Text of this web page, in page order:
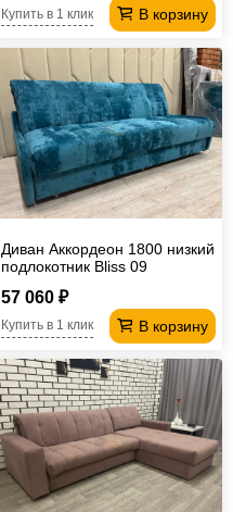
В корзину
Купить в 1 клик
Диван Аккордеон 1800 низкий
подлокотник Bliss 09
57 060 ₽
В корзину
Купить в 1 клик